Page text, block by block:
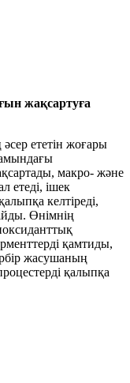
жақсартуға
ететін жоғары
макро- және
етеді, ішек
келтіреді,
Өнімнің
қамтиды,
жасушаның
қалыпқа